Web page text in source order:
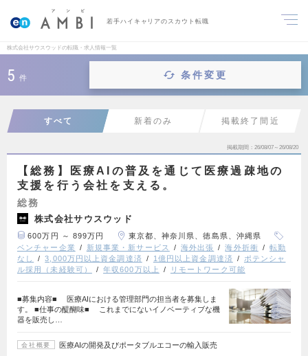
若手ハイキャリアのスカウト転職
株式会社サウスウッドの転職・求人情報一覧
5 件 条件変更
すべて 新着のみ 掲載終了間近
掲載期間 26/08/07～26/08/20
【総務】医療AIの普及を通じて医療過疎地の
支援を行う会社を支える。
総務
株式会社サウスウッド
600万円 ～ 899万円
東京都、神奈川県、徳島県、沖縄県
ベンチャー企業
新規事業・新サービス 海外出張 海外折衝
転勤
なし
3,000万円以上資金調達済 1億円以上資金調達済
ポテンシャ
ル採用（未経験可）
年収600万以上 リモートワーク可能
■募集内容■ 医療AIにおける管理部門の担当者を募集しま
す。 ■仕事の醍醐味■ これまでにないイノベーティブな機
器を販売し…
会社概要 医療AIの開発及びポータブルエコーの輸入販売